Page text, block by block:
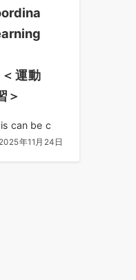
運動
＞
can be c
2025年11月24日